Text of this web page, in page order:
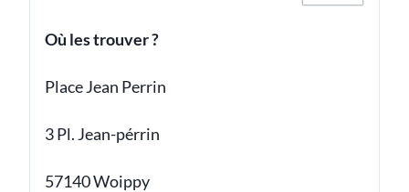
Où les trouver ?
Place Jean Perrin
3 Pl. Jean-pérrin
57140 Woippy